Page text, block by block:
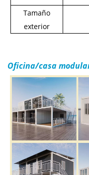
Tamaño
exterior
Oficina/casa